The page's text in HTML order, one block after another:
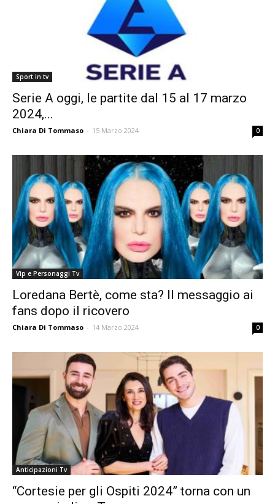
Sport in tv
Serie A oggi, le partite dal 15 al 17 marzo
2024,...
Chiara Di Tommaso - 15 Marzo 2024 0
Vip e Personaggi Tv
Loredana Bertè, come sta? Il messaggio ai
fans dopo il ricovero
Chiara Di Tommaso - 14 Marzo 2024 0
Anticipazioni Tv
“Cortesie per gli Ospiti 2024” torna con un